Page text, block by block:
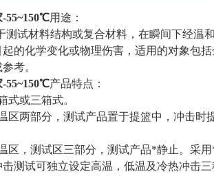
55~150℃用途：
试材料结构或复合材料，在瞬间下经温
起的化学变化或物理伤害，适用的对象
考。
55~150℃产品特点：
式或三箱式。
区两部分，测试产品置于提篮中，冲击时
区，测试区三部分，测试产品*静止。采
测试可独立设定高温，低温及冷热冲击